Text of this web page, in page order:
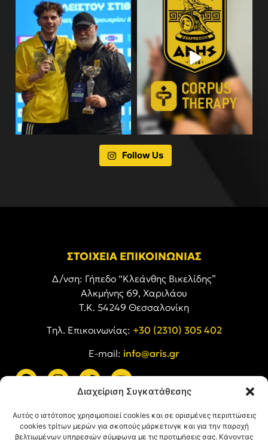
Διαχείριση Συγκατάθεσης
Αυτός ο ιστότοπος χρησιμοποιεί cookies και σε ορισμένες περιπτώσεις
cookies τρίτων μερών για σκοπούς μάρκετινγκ και για την παροχή
βελτιωμένων υπηρεσιών σύμφωνα με τις προτιμήσεις σας. Κάνοντας
Follow Us
ΣΤΟΙΧΕΙΑ ΕΠΙΚΟΙΝΩΝΙΑΣ
Δ/νση: Γήπεδο “Κλεάνθης Βικελίδης”
Αλκμήνης 69, Χαριλάου
Τ.Κ. 54249 Θεσσαλονίκη
Tηλ. Επικοινωνίας: +30 (2310) 305 402
E-mail: info@aris.gr